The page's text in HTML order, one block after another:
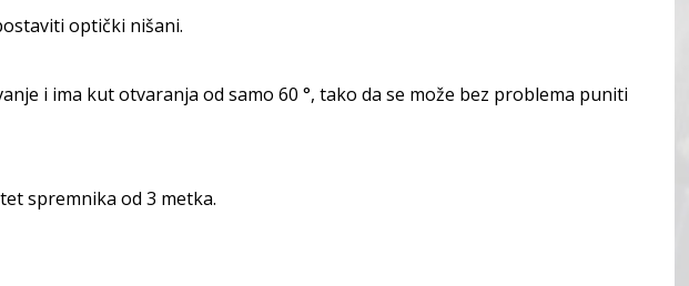
optički nišani.
i ima kut otvaranja od samo 60 °, tako da se može bez problema puniti
spremnika od 3 metka.